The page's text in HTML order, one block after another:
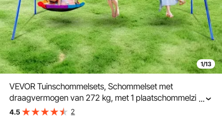
1/13
VEVOR Tuinschommelsets, Schommelset met
draagvermogen van 272 kg, met 1 plaatschommelzitje,
2 schommelzitjes met riemen, Stevige metalen A-frame
...
4.5 2